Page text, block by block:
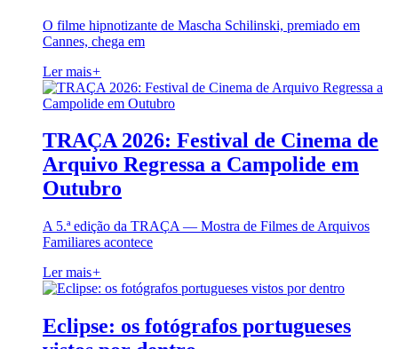
O filme hipnotizante de Mascha Schilinski, premiado em
Cannes, chega em
Ler mais+
TRAÇA 2026: Festival de Cinema de
Arquivo Regressa a Campolide em
Outubro
A 5.ª edição da TRAÇA — Mostra de Filmes de Arquivos
Familiares acontece
Ler mais+
Eclipse: os fotógrafos portugueses